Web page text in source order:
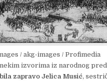
/ akg-images / Profimedia
izvorima iz narodnog
zapravo Jelica Musić,